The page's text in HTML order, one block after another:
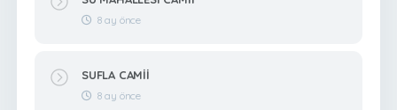
8 ay önce
SUFLA CAMİİ
8 ay önce